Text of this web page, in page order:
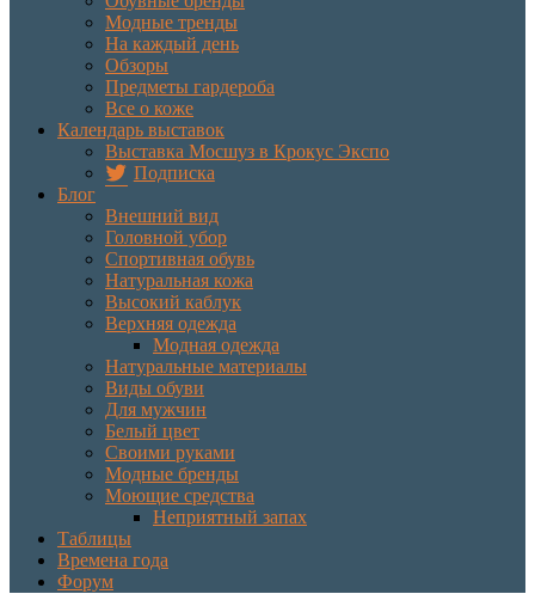
Модные тренды
На каждый день
Обзоры
Предметы гардероба
Все о коже
Календарь выставок
Выставка Мосшуз в Крокус Экспо
Подписка
Блог
Внешний вид
Головной убор
Спортивная обувь
Натуральная кожа
Высокий каблук
Верхняя одежда
Модная одежда
Натуральные материалы
Виды обуви
Для мужчин
Белый цвет
Своими руками
Модные бренды
Моющие средства
Неприятный запах
Таблицы
Времена года
Форум